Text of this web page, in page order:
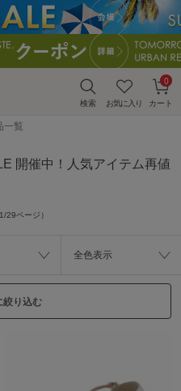
検索 お気に入り カート
0
一覧
開催中！人気アイテム再値
29ページ）
全色表示
絞り込む